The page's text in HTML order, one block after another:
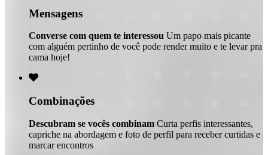
Mensagens
Converse com quem te interessou Um papo mais picante
com alguém pertinho de você pode render muito e te levar pra
cama hoje!

Combinações
Descubram se vocês combinam Curta perfis interessantes,
capriche na abordagem e foto de perfil para receber curtidas e
marcar encontros